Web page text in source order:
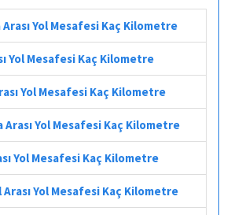
Yol Mesafesi Kaç Kilometre
Yol Mesafesi Kaç Kilometre
Yol Mesafesi Kaç Kilometre
Arası Yol Mesafesi Kaç Kilometre
Yol Mesafesi Kaç Kilometre
Yol Mesafesi Kaç Kilometre